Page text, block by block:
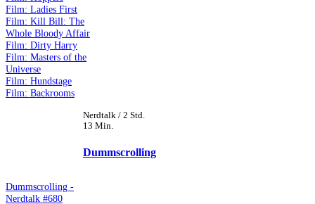
Film: Ladies First
Film: Kill Bill: The
Whole Bloody Affair
Film: Dirty Harry
Film: Masters of the
Universe
Film: Hundstage
Film: Backrooms
Nerdtalk / 2 Std.
13 Min.
Dummscrolling
Dummscrolling -
Nerdtalk #680